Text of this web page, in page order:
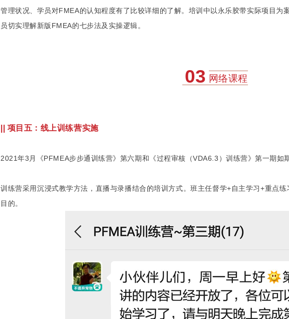
管理状况、学员对FMEA的认知程度有了比较详细的了解。培训中以永乐胶带实际项目为
员切实理解新版FMEA的七步法及实操逻辑。
03 网络课程
|| 项目五：线上训练营实施
2021年3月《PFMEA步步通训练营》第六期和《过程审核（VDA6.3）训练营》第一期如
训练营采用沉浸式教学方法，直播与录播结合的培训方式。班主任督学+自主学习+重点
目的。